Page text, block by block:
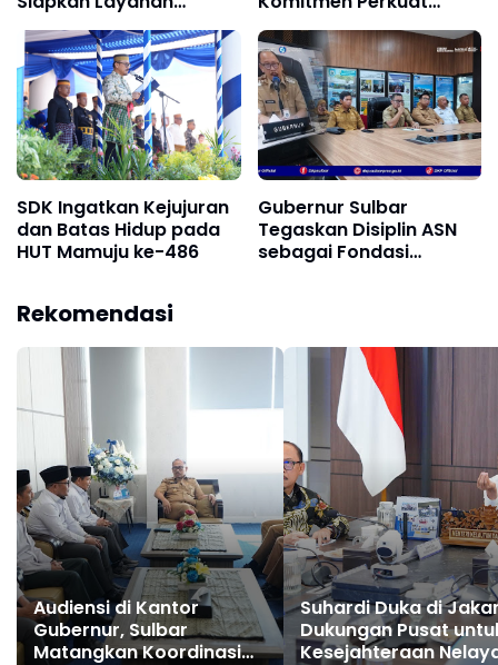
Unggulan untuk Jadi
Rujukan Sulbar
Pelestarian Budaya
Mandar
SDK Ingatkan Kejujuran
dan Batas Hidup pada
HUT Mamuju ke-486
Gubernur Sulbar
Tegaskan Disiplin ASN
sebagai Fondasi
Rekomendasi
Audiensi di Kantor
Gubernur, Sulbar
Matangkan Koordinasi
Suhardi Duka di
Dukungan Pusat
Kesejahteraan